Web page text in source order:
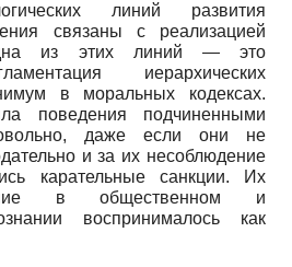
линий развития
связаны с реализацией
из этих линий —это
иерархических
в моральных кодексах.
поведения подчиненными
даже если они не
и за их несоблюдение
карательные санкции. Их
в общественном и
воспринималось как